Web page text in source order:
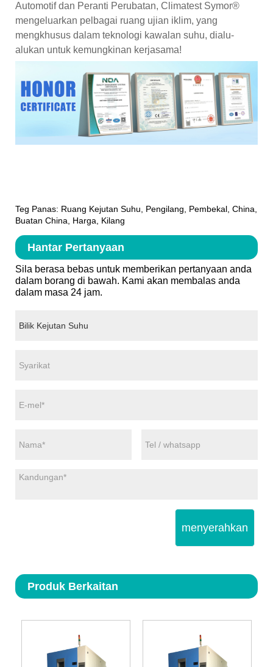
Automotif dan Peranti Perubatan, Climatest Symor®
mengeluarkan pelbagai ruang ujian iklim, yang
mengkhusus dalam teknologi kawalan suhu, dialu-
alukan untuk kemungkinan kerjasama!
Teg Panas: Ruang Kejutan Suhu, Pengilang, Pembekal, China,
Buatan China, Harga, Kilang
Hantar Pertanyaan
Sila berasa bebas untuk memberikan pertanyaan anda
dalam borang di bawah. Kami akan membalas anda
dalam masa 24 jam.
menyerahkan
Produk Berkaitan